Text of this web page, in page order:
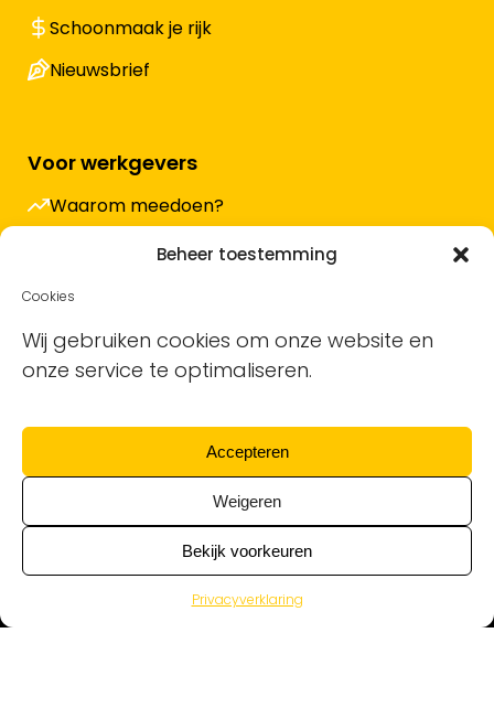
Beheer toestemming
Cookies
Wij gebruiken cookies om onze website en
onze service te optimaliseren.
Accepteren
Weigeren
Bekijk voorkeuren
Privacyverklaring
Schoonmaak je rijk
Nieuwsbrief
Voor werkgevers
Waarom meedoen?
Hoe werkt het en wat kost het?
Vacature plaatsen
Sollicitanten ontvangen
Blog